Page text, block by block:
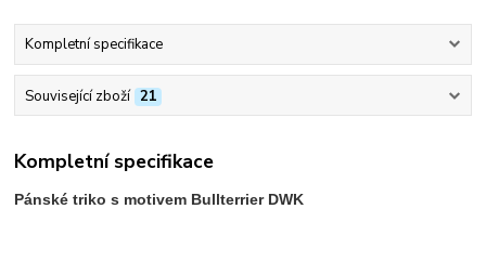
Kompletní specifikace
Související zboží 21
Kompletní specifikace
Pánské triko s motivem Bullterrier DWK